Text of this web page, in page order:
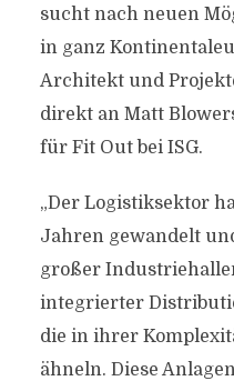
sucht nach neuen
in ganz
Architekt und
direkt an Matt
für Fit Out bei ISG.
„Der Logistiksektor
Jahren gewandelt
großer
integrierter
die in ihrer
ähneln. Diese